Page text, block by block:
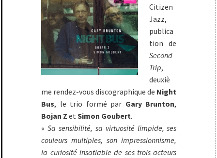
Citizen
Jazz,
publica
tion de
Second
Trip,
deuxiè
me rendez-vous discographique de Night
Bus, le trio formé par Gary Brunton,
Bojan Z etSimon Goubert.
«Sa sensibilité, sa virtuosité limpide, ses
couleurs multiples, son impressionnisme,
la curiosité insatiable de ses trois acteurs